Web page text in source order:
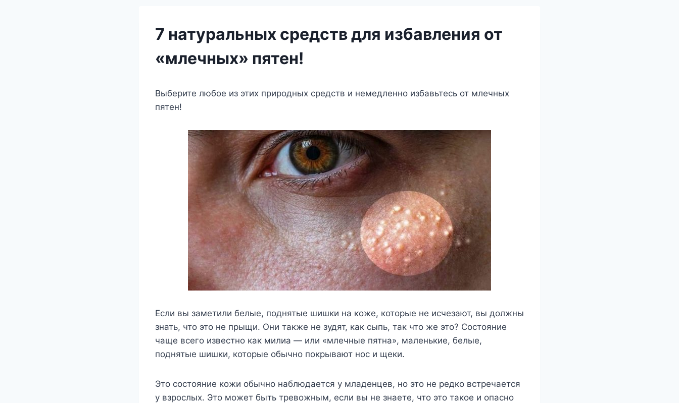
7 натуральных средств для избавления от
«млечных» пятен!
Выберите любое из этих природных средств и немедленно избавьтесь от млечных
пятен!
Если вы заметили белые, поднятые шишки на коже, которые не исчезают, вы должны
знать, что это не прыщи. Они также не зудят, как сыпь, так что же это? Состояние
чаще всего известно как милиа — или «млечные пятна», маленькие, белые,
поднятые шишки, которые обычно покрывают нос и щеки.
Это состояние кожи обычно наблюдается у младенцев, но это не редко встречается
у взрослых. Это может быть тревожным, если вы не знаете, что это такое и опасно